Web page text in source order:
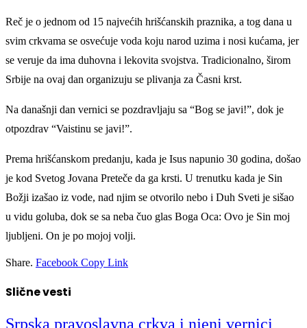
Reč je o jednom od 15 najvećih hrišćanskih praznika, a tog dana u
svim crkvama se osvećuje voda koju narod uzima i nosi kućama, jer
se veruje da ima duhovna i lekovita svojstva. Tradicionalno, širom
Srbije na ovaj dan organizuju se plivanja za Časni krst.
Na današnji dan vernici se pozdravljaju sa “Bog se javi!”, dok je
otpozdrav “Vaistinu se javi!”.
Prema hrišćanskom predanju, kada je Isus napunio 30 godina, došao
je kod Svetog Jovana Preteče da ga krsti. U trenutku kada je Sin
Božji izašao iz vode, nad njim se otvorilo nebo i Duh Sveti je sišao
u vidu goluba, dok se sa neba čuo glas Boga Oca: Ovo je Sin moj
ljubljeni. On je po mojoj volji.
Share. Facebook Copy Link
Slične vesti
Srpska pravoslavna crkva i njeni vernici